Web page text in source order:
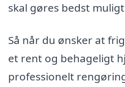
skal gøres bedst
Så når du ønsker at
et rent og behageligt
professionelt